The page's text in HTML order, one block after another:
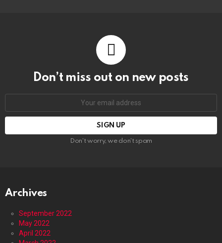
Don’t miss out on new posts
Don't worry, we don't spam
Archives
September 2022
May 2022
April 2022